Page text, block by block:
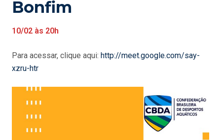
Bonfim
10/02 às 20h
Para acessar, clique aqui: http://meet.google.com/say-
xzru-htr